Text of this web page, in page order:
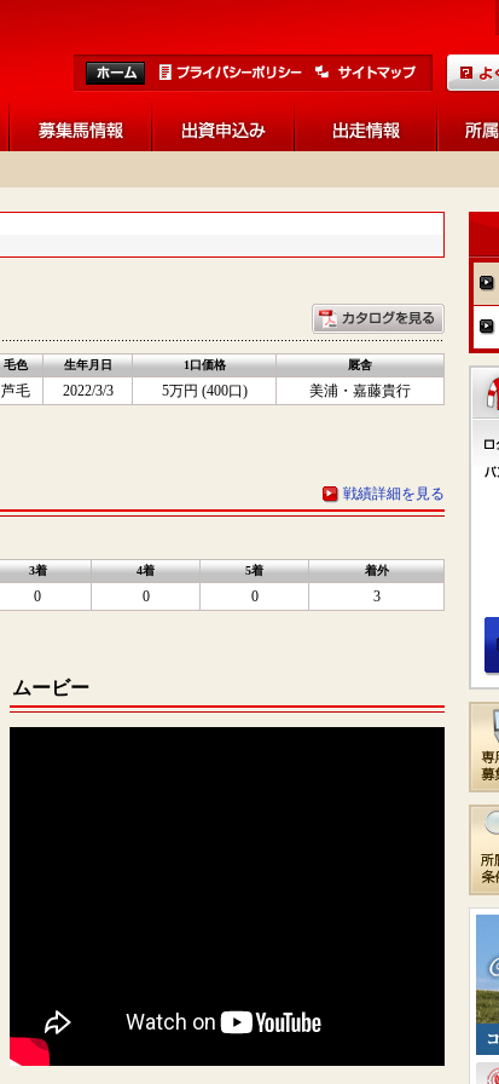
毛色 生年月日 1口価格 厩舎
芦毛 2022/3/3 5万円 (400口)
美浦・嘉藤貴行
戦績詳細を見る
3着 4着 5着 着外
0 0 0 3
ムービー